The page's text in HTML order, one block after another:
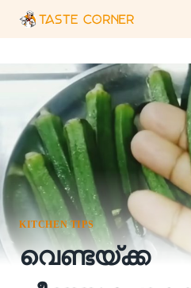
KITCHEN TIPS
വെണ്ടയ്ക്ക